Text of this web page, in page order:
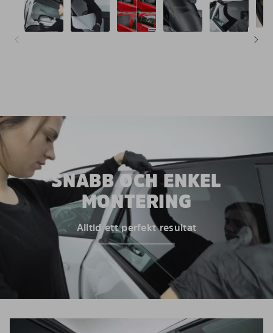
SNABB OCH ENKEL
MONTERING
Alltid ett perfekt resultat